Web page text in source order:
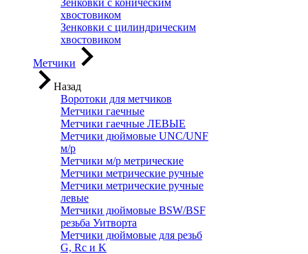
Зенковки с коническим
хвостовиком
Зенковки с цилиндрическим
хвостовиком
Метчики
Назад
Воротоки для метчиков
Метчики гаечные
Метчики гаечные ЛЕВЫЕ
Метчики дюймовые UNC/UNF
м/р
Метчики м/р метрические
Метчики метрические ручные
Метчики метрические ручные
левые
Метчики дюймовые BSW/BSF
резьба Уитворта
Метчики дюймовые для резьб
G, Rc и K